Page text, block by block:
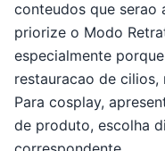
conteudos que serao
priorize o Modo
especialmente
restauracao de cilios,
Para cosplay,
de produto, escolha